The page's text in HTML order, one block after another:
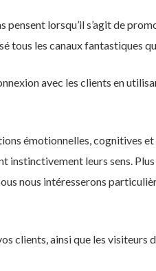
pensent lorsqu’il s’agit de
tous les canaux fantastiques
avec les clients en
émotionnelles, cognitives et
instinctivement leurs sens.
nous intéresserons
clients, ainsi que les visiteurs